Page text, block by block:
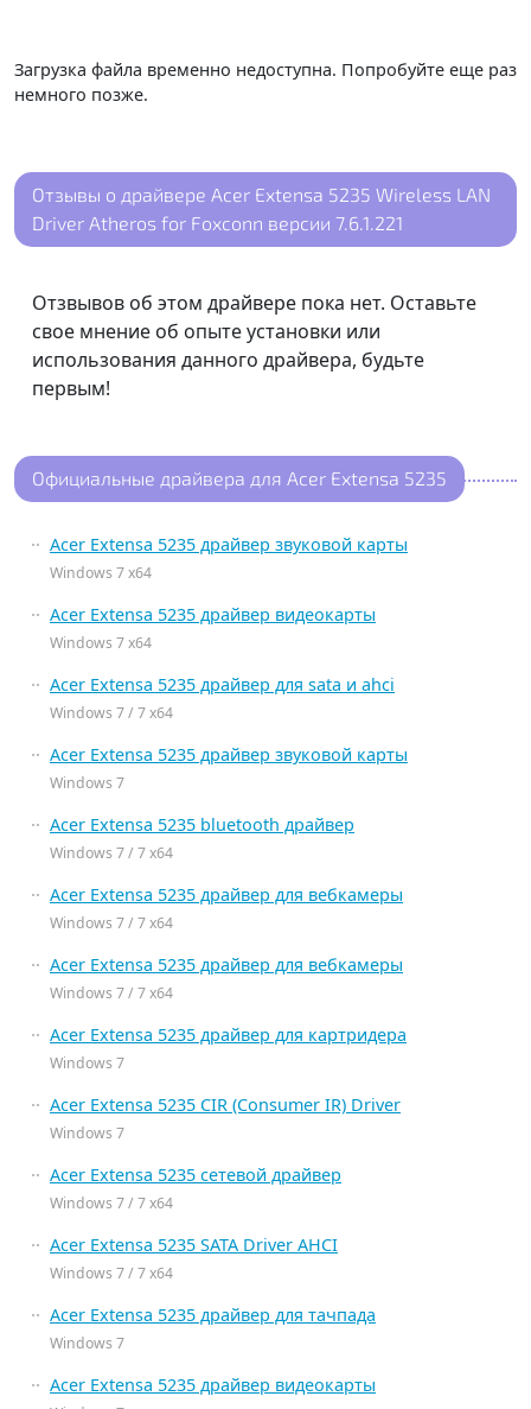
Загрузка файла временно недоступна. Попробуйте еще раз
немного позже.
Отзывы о драйвере Acer Extensa 5235 Wireless LAN
Driver Atheros for Foxconn версии 7.6.1.221
Отзвывов об этом драйвере пока нет. Оставьте
свое мнение об опыте установки или
использования данного драйвера, будьте
первым!
Официальные драйвера для Acer Extensa 5235
Acer Extensa 5235 драйвер звуковой карты
Windows 7 x64
Acer Extensa 5235 драйвер видеокарты
Windows 7 x64
Acer Extensa 5235 драйвер для sata и ahci
Windows 7 / 7 x64
Acer Extensa 5235 драйвер звуковой карты
Windows 7
Acer Extensa 5235 bluetooth драйвер
Windows 7 / 7 x64
Acer Extensa 5235 драйвер для вебкамеры
Windows 7 / 7 x64
Acer Extensa 5235 драйвер для вебкамеры
Windows 7 / 7 x64
Acer Extensa 5235 драйвер для картридера
Windows 7
Acer Extensa 5235 CIR (Consumer IR) Driver
Windows 7
Acer Extensa 5235 сетевой драйвер
Windows 7 / 7 x64
Acer Extensa 5235 SATA Driver AHCI
Windows 7 / 7 x64
Acer Extensa 5235 драйвер для тачпада
Windows 7
Acer Extensa 5235 драйвер видеокарты